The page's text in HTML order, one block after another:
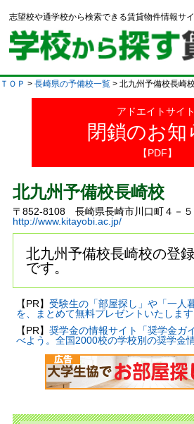
志望校や通学校から検索できる賃貸物件情報サ
ＴＯＰ > 長崎県の予備校一覧 > 北九州予備校長崎
アドエイトサイト
閉鎖のお知
【PDF】
北九州予備校長崎校
〒852-8108 長崎県長崎市川口町４－
http://www.kitayobi.ac.jp/
北九州予備校長崎校の登
です。
【PR】 受験生の「部屋探し」や「一人
を、まとめて無料プレゼントいたします
【PR】 奨学金の情報サイト「奨学金ガ
べよう。全国2000校の学校別の奨学金